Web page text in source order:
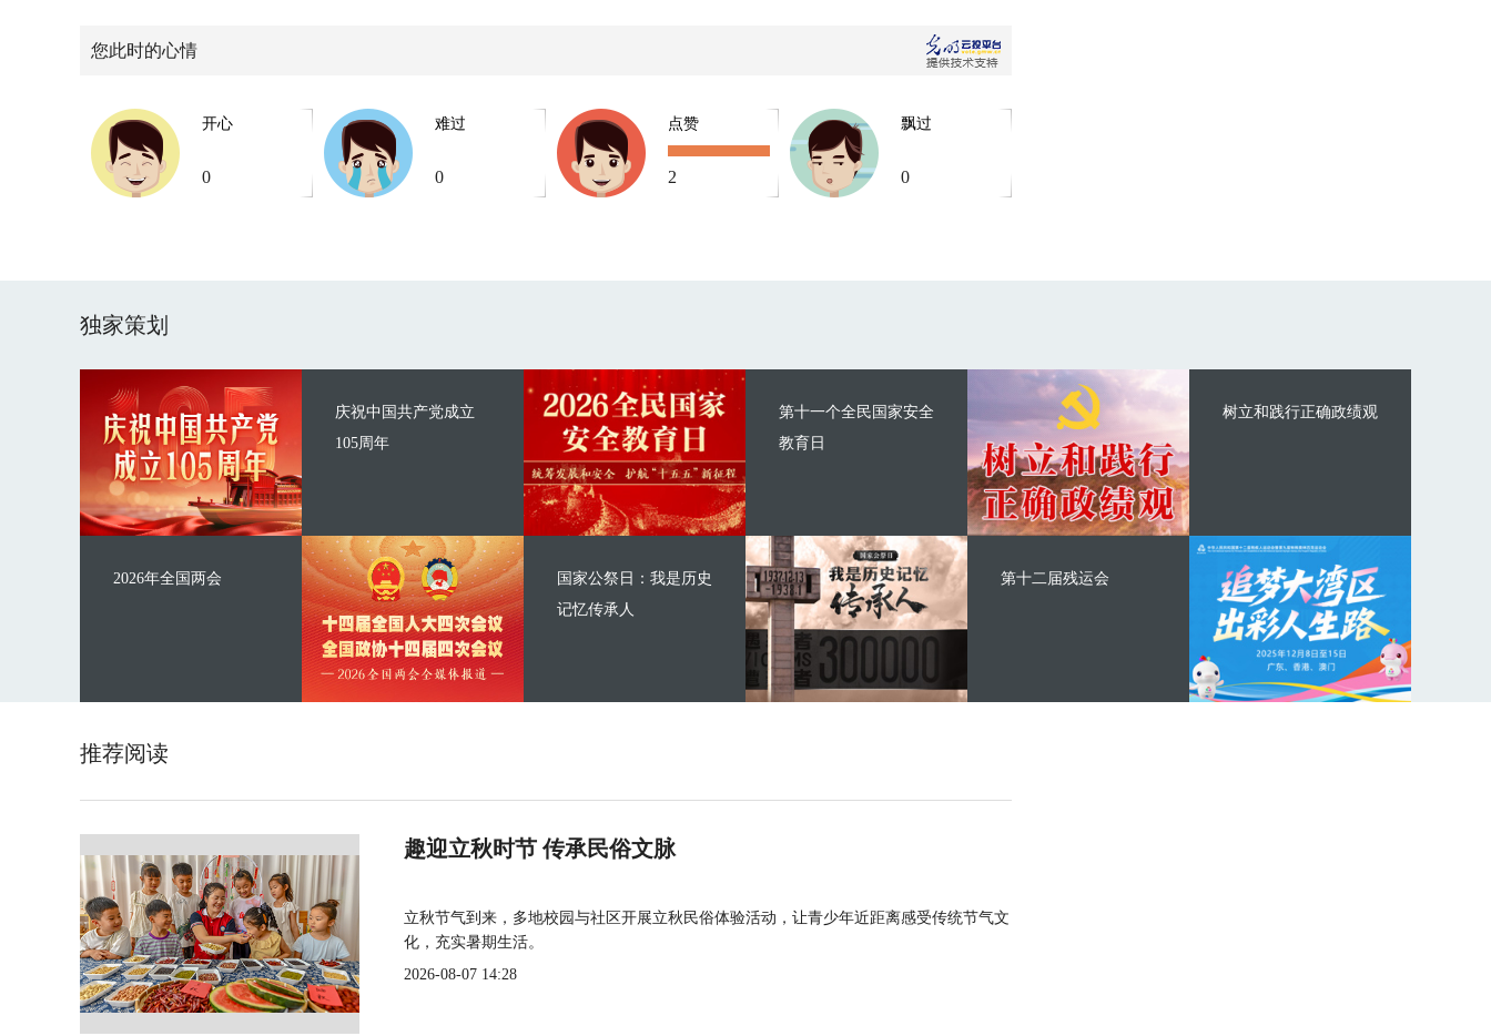
您此时的心情
开心
0
难过
0
点赞
2
飘过
0
独家策划
庆祝中国共产党成立
105周年
2026年全国两会
第十一个全民国家安全
教育日
国家公祭日：我是历史
记忆传承人
树立和践行正确政绩观
第十二届残运会
推荐阅读
趣迎立秋时节 传承民俗文脉
立秋节气到来，多地校园与社区开展立秋民俗体验活动，让青少年近距离感受传统节气文
化，充实暑期生活。
2026-08-07 14:28